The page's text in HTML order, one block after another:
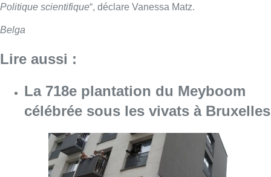
Politique scientifique“, déclare Vanessa Matz.
Belga
Lire aussi :
La 718e plantation du Meyboom
célébrée sous les vivats à Bruxelles